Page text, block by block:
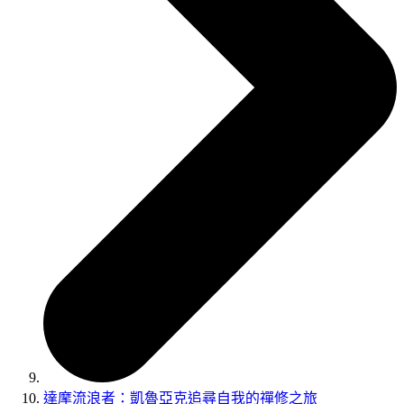
達摩流浪者：凱魯亞克追尋自我的禪修之旅